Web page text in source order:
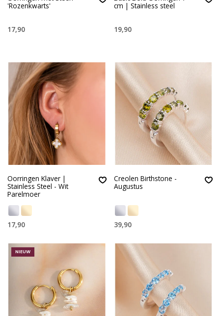
'Rozenkwarts'
17,90
cm | Stainless steel
19,90
Oorringen Klaver |
Stainless Steel - Wit
Parelmoer
17,90
Creolen Birthstone -
Augustus
39,90
NIEUW